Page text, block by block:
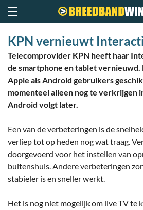
KPN vernieuwt
Telecomprovider KPN heeft haar
de smartphone en tablet vernieuwd.
Apple als Android gebruikers
momenteel alleen nog te verkrijgen
Android volgt later.
Een van de verbeteringen is de
verliep tot op heden nog wat traag.
doorgevoerd voor het instellen van
buitenshuis. Andere verbeteringen
stabieler is en sneller werkt.
Het is nog niet mogelijk om live TV te